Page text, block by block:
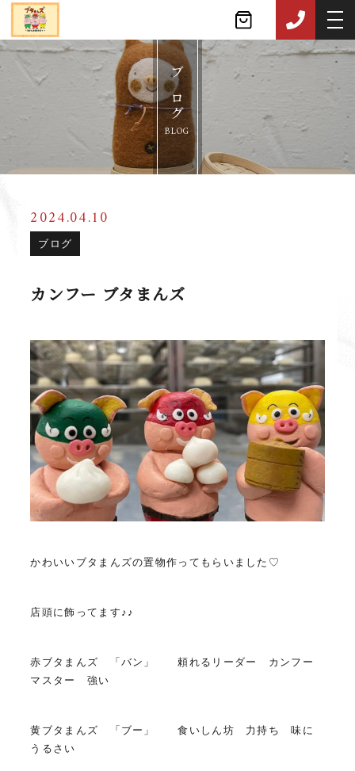
ブログ
BLOG
2024.04.10
ブログ
カンフー ブタまんズ
かわいいブタまんズの置物作ってもらいました♡
店頭に飾ってます♪♪
赤ブタまんズ 「バン」 頼れるリーダー カンフー
マスター 強い
黄ブタまんズ 「ブー」 食いしん坊 力持ち 味に
うるさい